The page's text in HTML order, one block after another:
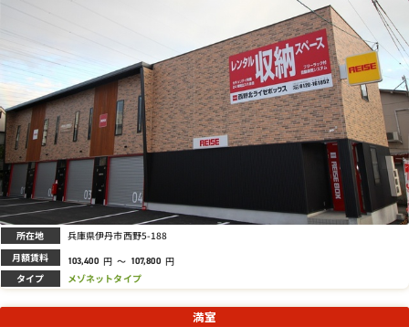
所在地 兵庫県伊丹市西野5-188
月額賃料 103,400 円 ～ 107,800 円
タイプ メゾネットタイプ
満室